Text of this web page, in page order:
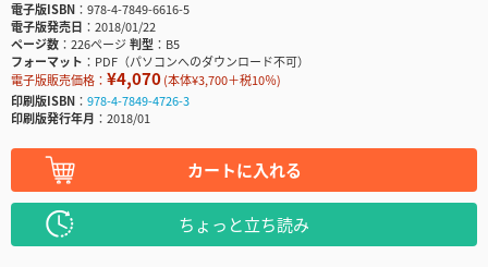
電子版ISBN
978-4-7849-6616-5
電子版発売日
2018/01/22
ページ数
226ページ判型
B5
フォーマット
PDF（パソコンへのダウンロード不可）
電子版販売価格： ¥4,070(本体¥3,700＋税10％)
印刷版ISBN
978-4-7849-4726-3
印刷版発行年月
2018/01
カートに入れる
ちょっと立ち読み